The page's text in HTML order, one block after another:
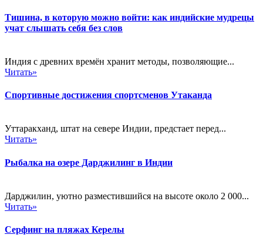
Тишина, в которую можно войти: как индийские мудрецы
учат слышать себя без слов
Индия с древних времён хранит методы, позволяющие...
Читать»
Спортивные достижения спортсменов Утаканда
Уттаракханд, штат на севере Индии, предстает перед...
Читать»
Рыбалка на озере Дарджилинг в Индии
Дарджилин, уютно разместившийся на высоте около 2 000...
Читать»
Серфинг на пляжах Керелы